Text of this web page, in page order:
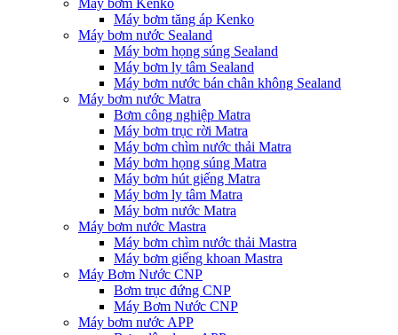
Máy bơm Kenko
Máy bơm tăng áp Kenko
Máy bơm nước Sealand
Máy bơm họng súng Sealand
Máy bơm ly tâm Sealand
Máy bơm nước bán chân không Sealand
Máy bơm nước Matra
Bơm công nghiệp Matra
Máy bơm trục rời Matra
Máy bơm chìm nước thải Matra
Máy bơm họng súng Matra
Máy bơm hút giếng Matra
Máy bơm ly tâm Matra
Máy bơm nước Matra
Máy bơm nước Mastra
Máy bơm chìm nước thải Mastra
Máy bơm giếng khoan Mastra
Máy Bơm Nước CNP
Bơm trục đứng CNP
Máy Bơm Nước CNP
Máy bơm nước APP